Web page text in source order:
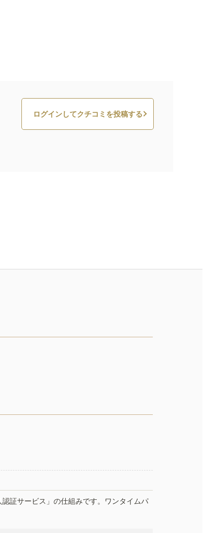
ログインしてクチコミを投稿する
証サービス」の仕組みです。ワンタイムパ